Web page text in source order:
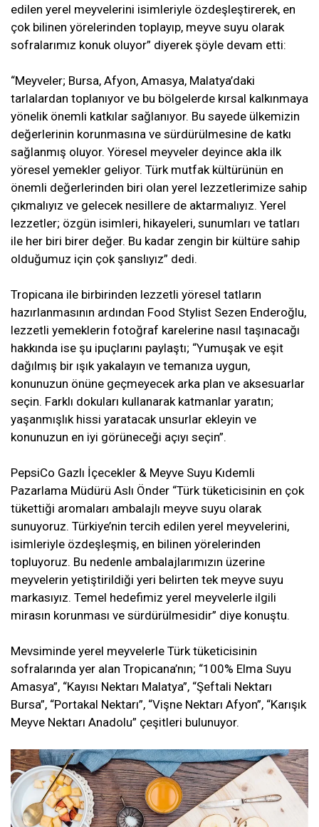
edilen yerel meyvelerini isimleriyle özdeşleştirerek, en
çok bilinen yörelerinden toplayıp, meyve suyu olarak
sofralarımız konuk oluyor” diyerek şöyle devam etti:
“Meyveler; Bursa, Afyon, Amasya, Malatya’daki
tarlalardan toplanıyor ve bu bölgelerde kırsal kalkınmaya
yönelik önemli katkılar sağlanıyor. Bu sayede ülkemizin
değerlerinin korunmasına ve sürdürülmesine de katkı
sağlanmış oluyor. Yöresel meyveler deyince akla ilk
yöresel yemekler geliyor. Türk mutfak kültürünün en
önemli değerlerinden biri olan yerel lezzetlerimize sahip
çıkmalıyız ve gelecek nesillere de aktarmalıyız. Yerel
lezzetler; özgün isimleri, hikayeleri, sunumları ve tatları
ile her biri birer değer. Bu kadar zengin bir kültüre sahip
olduğumuz için çok şanslıyız” dedi.
Tropicana ile birbirinden lezzetli yöresel tatların
hazırlanmasının ardından Food Stylist Sezen Enderoğlu,
lezzetli yemeklerin fotoğraf karelerine nasıl taşınacağı
hakkında ise şu ipuçlarını paylaştı; “Yumuşak ve eşit
dağılmış bir ışık yakalayın ve temanıza uygun,
konunuzun önüne geçmeyecek arka plan ve aksesuarlar
seçin. Farklı dokuları kullanarak katmanlar yaratın;
yaşanmışlık hissi yaratacak unsurlar ekleyin ve
konunuzun en iyi görüneceği açıyı seçin”.
PepsiCo Gazlı İçecekler & Meyve Suyu Kıdemli
Pazarlama Müdürü Aslı Önder “Türk tüketicisinin en çok
tükettiği aromaları ambalajlı meyve suyu olarak
sunuyoruz. Türkiye’nin tercih edilen yerel meyvelerini,
isimleriyle özdeşleşmiş, en bilinen yörelerinden
topluyoruz. Bu nedenle ambalajlarımızın üzerine
meyvelerin yetiştirildiği yeri belirten tek meyve suyu
markasıyız. Temel hedefimiz yerel meyvelerle ilgili
mirasın korunması ve sürdürülmesidir” diye konuştu.
Mevsiminde yerel meyvelerle Türk tüketicisinin
sofralarında yer alan Tropicana’nın; “100% Elma Suyu
Amasya”, “Kayısı Nektarı Malatya”, “Şeftali Nektarı
Bursa”, “Portakal Nektarı”, “Vişne Nektarı Afyon”, “Karışık
Meyve Nektarı Anadolu” çeşitleri bulunuyor.